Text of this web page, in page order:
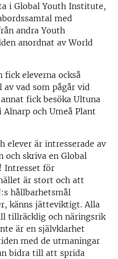
i Global Youth Institute,
med
andra Youth
anordnat av World
fick eleverna också
vad som pågår vid
fick besöka Ultuna
och Umeå Plant
elever är intresserade av
och skriva en Global
Intresset för
är stort och att
hållbarhetsmål
känns jätteviktigt. Alla
tillräcklig och näringsrik
är en självklarhet
med de utmaningar
bidra till att sprida